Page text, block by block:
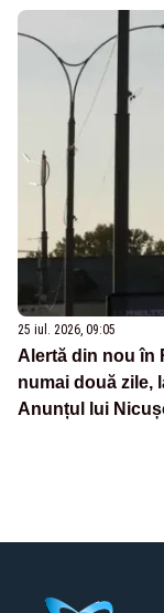
25 iul. 2026, 09:05
Alertă din nou în
numai două zile,
Anunțul lui